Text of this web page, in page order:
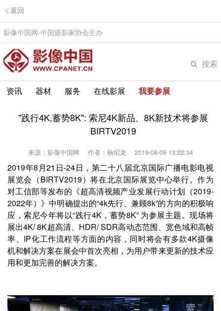
返回
影像中国网-中国摄影家协会主办
搜索
资讯 器材 服务 在线影展 我要参展
"践行4K,蓄势8K": 索尼4K新品、8K新技术将参展
BIRTV2019
来源：影像中国网 作者：杨炤龙 2019-08-09 13:22:34
2019年8月21日-24日，第二十八届北京国际广播电影电视
展览会（BIRTV2019）将在北京国际展览中心举行。作为
对工信部等发布的《超高清视频产业发展行动计划（2019-
2022年）》中明确提出的“4k先行、兼顾8k”的方向的积极响
应，索尼今年将以“践行4K，蓄势8K” 为参展主题。现场将
展出4K/ 8K超高清、HDR/ SDR高动态范围、宽色域和高帧
率、IP化工作流程等方面的内容，同时将会有多款4K摄像
机和解决方案在展会中首次亮相，为用户带来更新的技术应
用和更加完善的解决方案。